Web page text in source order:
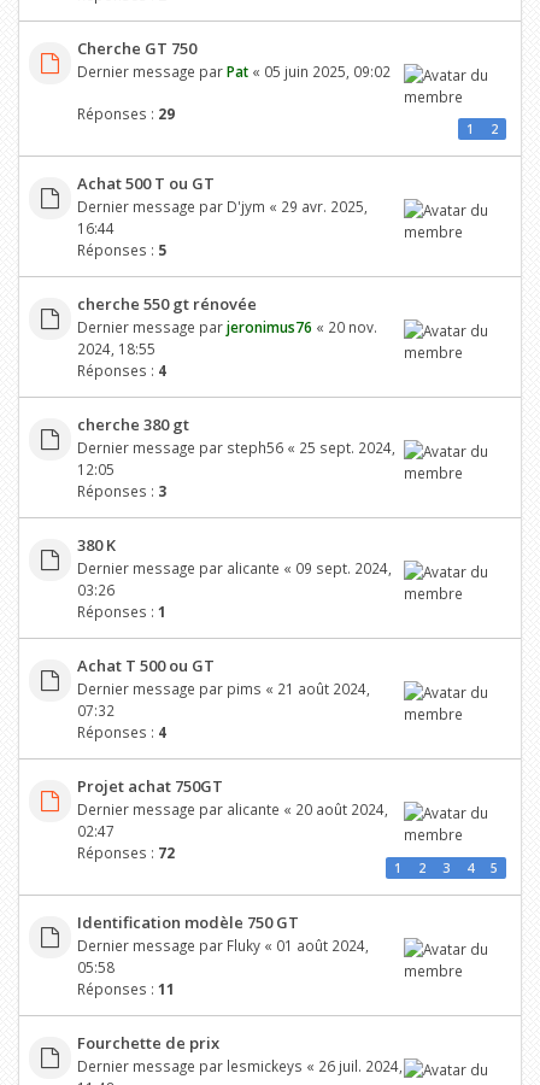
Cherche GT 750
Dernier message parPat« 05 juin 2025, 09:02
Réponses : 29
1 2
Achat 500 T ou GT
Dernier message par D'jym « 29 avr. 2025,
16:44
Réponses : 5
cherche 550 gt rénovée
Dernier message parjeronimus76 « 20 nov.
2024, 18:55
Réponses : 4
cherche 380 gt
Dernier message par steph56« 25 sept. 2024,
12:05
Réponses : 3
380 K
Dernier message par alicante « 09 sept. 2024,
03:26
Réponses : 1
Achat T 500 ou GT
Dernier message par pims « 21 août 2024,
07:32
Réponses : 4
Projet achat 750GT
Dernier message par alicante « 20 août 2024,
02:47
Réponses : 72
1 2 3 4 5
Identification modèle 750 GT
Dernier message par Fluky« 01 août 2024,
05:58
Réponses : 11
Fourchette de prix
Dernier message par lesmickeys « 26 juil. 2024,